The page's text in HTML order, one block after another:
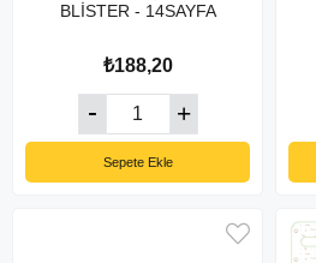
BLİSTER - 14SAYFA
₺188,20
Sepete Ekle